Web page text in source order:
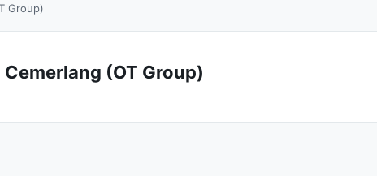
Group)
(OT Group)